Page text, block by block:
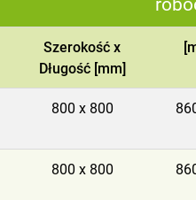
Szerokość x
Długość [mm]
800 x 800
800 x 800